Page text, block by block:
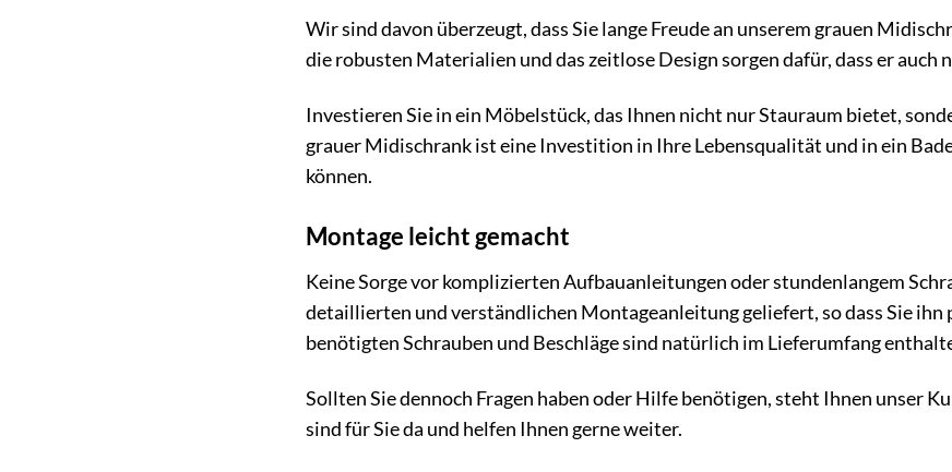
Wir sind davon überzeugt, dass Sie lange Freude an unserem grauen
die robusten Materialien und das zeitlose Design sorgen dafür, dass er auch
Investieren Sie in ein Möbelstück, das Ihnen nicht nur Stauraum bietet,
grauer Midischrank ist eine Investition in Ihre Lebensqualität und in ein
können.
Montage leicht gemacht
Keine Sorge vor komplizierten Aufbauanleitungen oder stundenlangem
detaillierten und verständlichen Montageanleitung geliefert, so dass Sie ihn
benötigten Schrauben und Beschläge sind natürlich im Lieferumfang
Sollten Sie dennoch Fragen haben oder Hilfe benötigen, steht Ihnen unser
sind für Sie da und helfen Ihnen gerne weiter.